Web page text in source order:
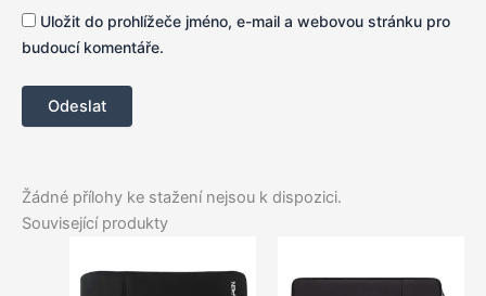
Uložit do prohlížeče jméno, e-mail a webovou stránku pro
budoucí komentáře.
Žádné přílohy ke stažení nejsou k dispozici.
Související produkty